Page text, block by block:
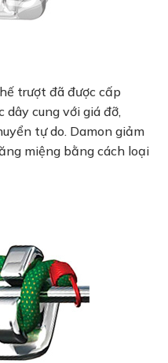
trượt đã được cấp
dây cung với giá đỡ,
tự do. Damon giảm
miệng bằng cách loại